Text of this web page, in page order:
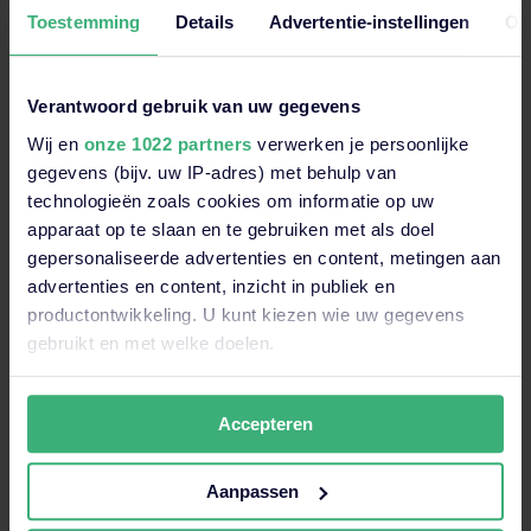
Toestemming Details Advertentie-instellingen
Verantwoord gebruik van uw gegevens
Wij en onze 1022 partners verwerken je persoonlijke
gegevens (bijv. uw IP-adres) met behulp van
technologieën zoals cookies om informatie op uw
apparaat op te slaan en te gebruiken met als doel
gepersonaliseerde advertenties en content, metingen aan
advertenties en content, inzicht in publiek en
productontwikkeling. U kunt kiezen wie uw gegevens
gebruikt en met welke doelen.
Als u het toestaat, willen we ook graag:
Informatie verzamelen over uw geografische
locatie, die tot een paar meter nauwkeurig kan zijn
Uw apparaat identificeren door het actief te
scannen op specifieke eigenschappen (fingerprinting)
Accepteren
Aanpassen
Vakkundig
Met meer dan 25 jaar ervaring staat kennis en kunde
Dichtbij
Wij verzorgen opleidingen door het hele land. Er is altijd
een locatie bij jou in de buurt.
Persoonlijk
Wij staan voor persoonlijke aandacht! Door informeel
contact en een flexibele instelling, zijn we er echt voor
jou als deelnemer.
Innovatief
We blijven continu verbeteren en ontwikkelen. Samen
met jou denken we buiten de bestaande kaders.